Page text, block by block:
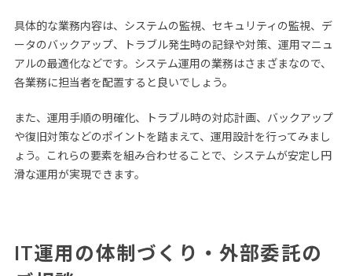
具体的な業務内容は、システムの監視、セキュリティの監視、デ
ータのバックアップ、トラブル発生時の記録や対策、運用マニュ
アルの最適化などです。システム運用の業務はさまざまなので、
各業務に担当者を配置すると良いでしょう。
また、運用手順の明確化、トラブル時の対応計画、バックアップ
や復旧対策などのポイントを踏まえて、運用設計を行ってみまし
ょう。これらの要素を組み合わせることで、システムが安定し円
滑な運用が実現できます。
IT運用の体制づくり・外部委託の